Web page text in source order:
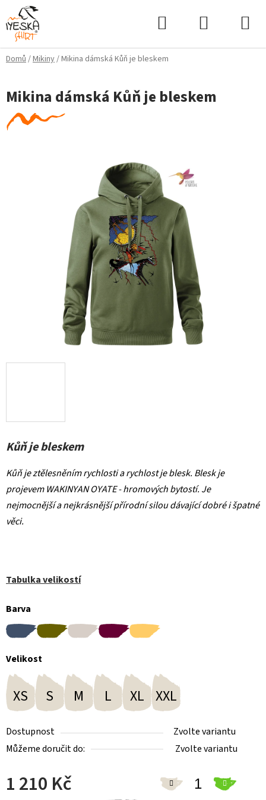
Přejít
na
obsah
Domů/Mikiny/Mikina dámská Kůň je bleskem
Kůň je bleskem
Kůň je ztělesněním rychlosti a rychlost je blesk. Blesk je
projevem WAKINYAN OYATE - hromových bytostí. Je
nejmocnější a nejkrásnější přírodní silou dávající dobré i špatné
věci.
Tabulka velikostí
Barva
Velikost
XS S M L XL XXL
Dostupnost
Zvolte variantu
Můžeme doručit do:
Zvolte variantu
1 210 Kč
Mikina dámská Kůň je bleskem